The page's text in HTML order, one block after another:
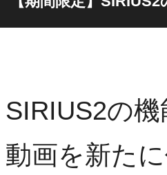
SIRIUS2の
動画を新た